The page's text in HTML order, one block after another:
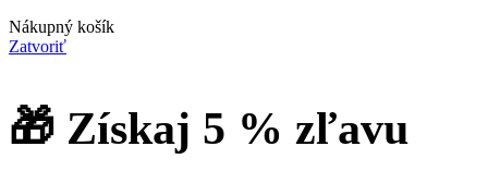
Nákupný košík
Zatvoriť
🎁 Získaj 5 % zľavu